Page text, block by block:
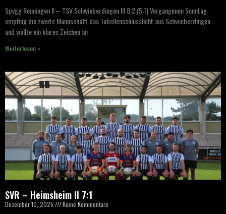
Spvgg Renningen II – TSV Schwieberdingen III 8:2 (5:1) Vergangenen Sonntag
empfing die zweite Mannschaft das Tabellenschlusslicht aus Schwieberdingen
und wollte ein klares Zeichen an
Weiterlesen »
SVR – Heimsheim II 7:1
Dezember 10, 2025 Keine Kommentare